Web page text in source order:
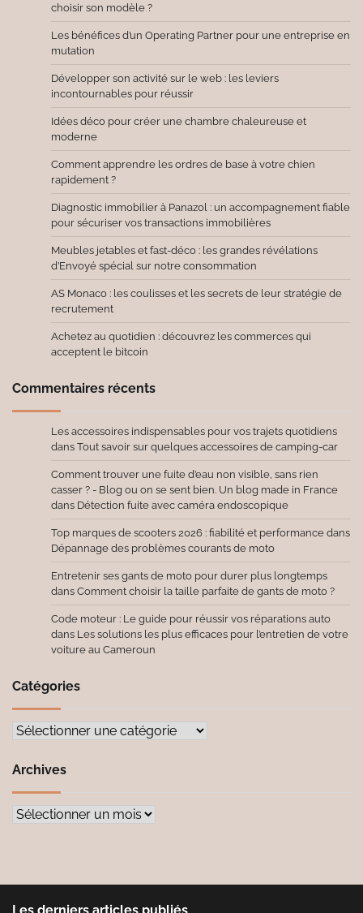
choisir son modèle ?
Les bénéfices d’un Operating Partner pour une entreprise en
mutation
Développer son activité sur le web : les leviers
incontournables pour réussir
Idées déco pour créer une chambre chaleureuse et
moderne
Comment apprendre les ordres de base à votre chien
rapidement ?
Diagnostic immobilier à Panazol : un accompagnement fiable
pour sécuriser vos transactions immobilières
Meubles jetables et fast-déco : les grandes révélations
d’Envoyé spécial sur notre consommation
AS Monaco : les coulisses et les secrets de leur stratégie de
recrutement
Achetez au quotidien : découvrez les commerces qui
acceptent le bitcoin
Commentaires récents
Les accessoires indispensables pour vos trajets quotidiens
dans Tout savoir sur quelques accessoires de camping-car
Comment trouver une fuite d’eau non visible, sans rien
casser ? - Blog ou on se sent bien. Un blog made in France
dans Détection fuite avec caméra endoscopique
Top marques de scooters 2026 : fiabilité et performance dans
Dépannage des problèmes courants de moto
Entretenir ses gants de moto pour durer plus longtemps
dans Comment choisir la taille parfaite de gants de moto ?
Code moteur : Le guide pour réussir vos réparations auto
dans Les solutions les plus efficaces pour l’entretien de votre
voiture au Cameroun
Catégories
Catégories
Archives
Archives